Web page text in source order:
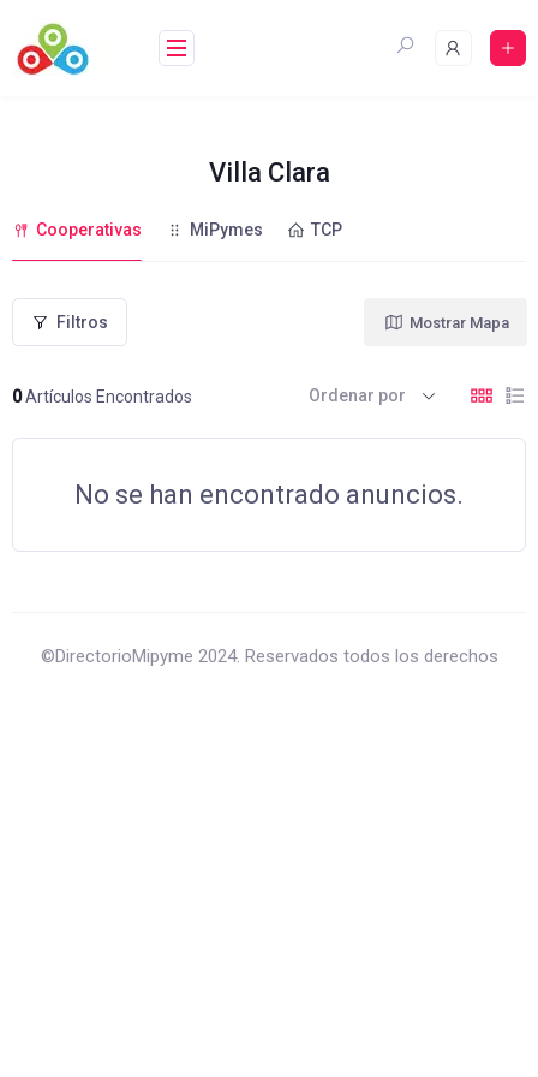
contenido
Villa Clara
Cooperativas MiPymes TCP
Filtros
0Artículos Encontrados
Mostrar Mapa
Ordenar por
No se han encontrado anuncios.
©DirectorioMipyme 2024. Reservados todos los derechos